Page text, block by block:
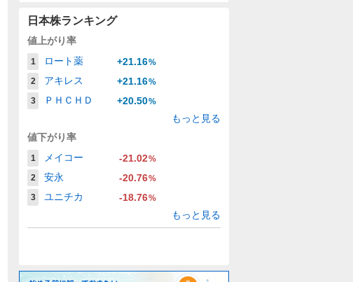
日本株ランキング
値上がり率
1 ロート薬 +21.16%
2
アキレス +21.16%
3
ＰＨＣＨＤ +20.50%
もっと見る
値下がり率
1 メイコー -21.02%
2
安永 -20.76%
3
ユニチカ -18.76%
もっと見る